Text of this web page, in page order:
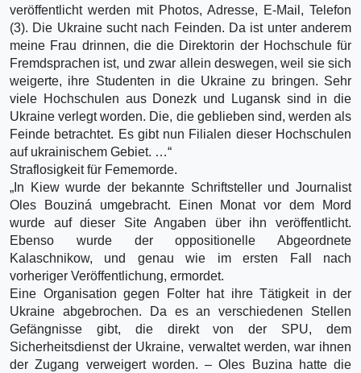
veröffentlicht werden mit Photos, Adresse, E-Mail, Telefon
(3). Die Ukraine sucht nach Feinden. Da ist unter anderem
meine Frau drinnen, die die Direktorin der Hochschule für
Fremdsprachen ist, und zwar allein deswegen, weil sie sich
weigerte, ihre Studenten in die Ukraine zu bringen. Sehr
viele Hochschulen aus Donezk und Lugansk sind in die
Ukraine verlegt worden. Die, die geblieben sind, werden als
Feinde betrachtet. Es gibt nun Filialen dieser Hochschulen
auf ukrainischem Gebiet. …“
Straflosigkeit für Fememorde.
„In Kiew wurde der bekannte Schriftsteller und Journalist
Oles Bouziná umgebracht. Einen Monat vor dem Mord
wurde auf dieser Site Angaben über ihn veröffentlicht.
Ebenso wurde der oppositionelle Abgeordnete
Kalaschnikow, und genau wie im ersten Fall nach
vorheriger Veröffentlichung, ermordet.
Eine Organisation gegen Folter hat ihre Tätigkeit in der
Ukraine abgebrochen. Da es an verschiedenen Stellen
Gefängnisse gibt, die direkt von der SPU, dem
Sicherheitsdienst der Ukraine, verwaltet werden, war ihnen
der Zugang verweigert worden. – Oles Buzina hatte die